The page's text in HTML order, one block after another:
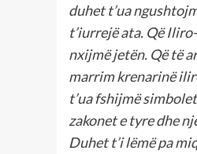
duhet t’ua
t’iurrejë ata. Që
nxijmë jetën. Që të
marrim krenarinë
t’ua fshijmë
zakonet e tyre dhe
Duhet t’i lëmë pa